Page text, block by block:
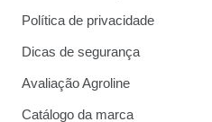
Política de privacidade
Dicas de segurança
Avaliação Agroline
Catálogo da marca